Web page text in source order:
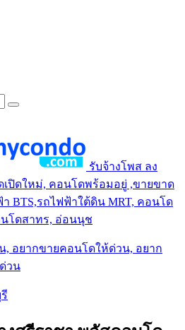
รับจ้างโพส ลง
ปิดใหม่, คอนโดพร้อมอยู่ ,ขายขาด
BTS,รถไฟฟ้าใต้ดิน MRT, คอนโด
โดสาทร, อ่อนนุช
, อยากขายคอนโดให้ด่วน, อยาก
วน